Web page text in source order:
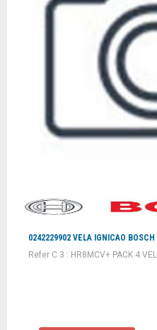
0242229902 VELA IGNICAO
Refer C 3 : HR8MCV+ PACK 4